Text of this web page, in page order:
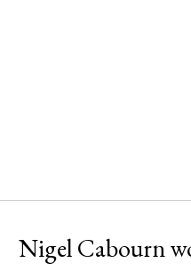
Nigel Cabourn